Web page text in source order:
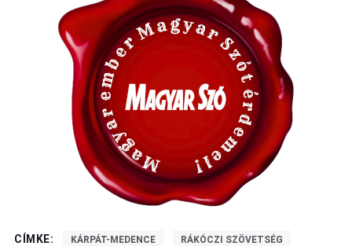
CÍMKE: KÁRPÁT-MEDENCE RÁKÓCZI SZÖVETSÉG